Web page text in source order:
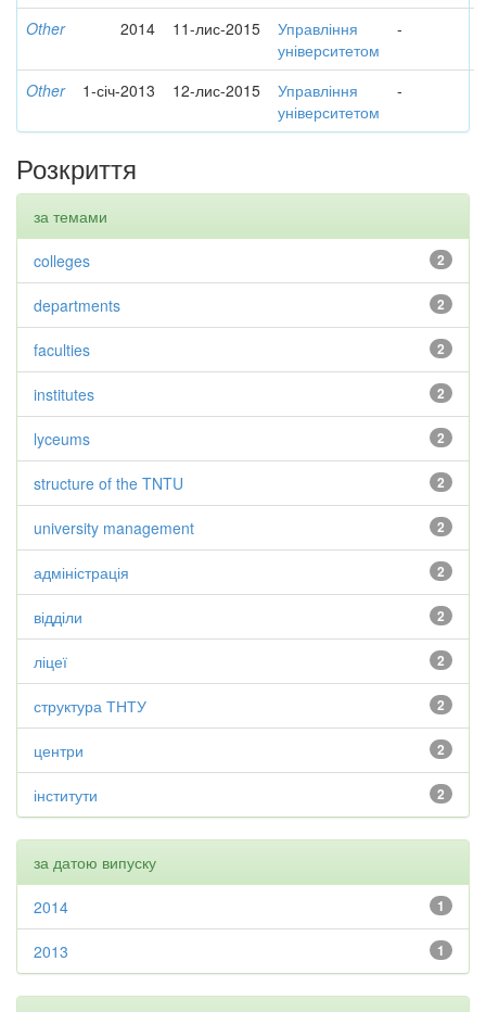
Other 2014 11-лис-2015
Управління
університетом
-
Other 1-січ-2013 12-лис-2015
Управління
університетом
-
Розкриття
за темами
2
colleges
2
departments
2
faculties
2
institutes
2
lyceums
2
structure of the TNTU
2
university management
2
адміністрація
2
відділи
2
ліцеї
2
структура ТНТУ
2
центри
2
інститути
за датою випуску
1
2014
1
2013